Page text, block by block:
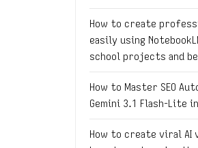
How to create
easily using
school projects and
How to Master SEO
Gemini 3.1 Flash-Lite
How to create viral AI